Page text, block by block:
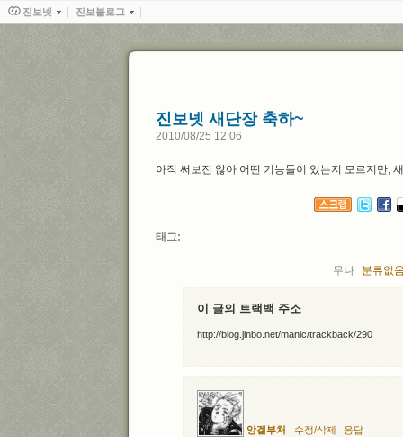
진보넷 새단장 축하~
2010/08/25 12:06
아직 써보진 않아 어떤 기능들이 있는지 모르지만,
태그
무나 분류없
이 글의 트랙백 주소
http://blog.jinbo.net/manic/trackback/290
앙겔부처 수정/삭제 응답
진보넷 진보블로그